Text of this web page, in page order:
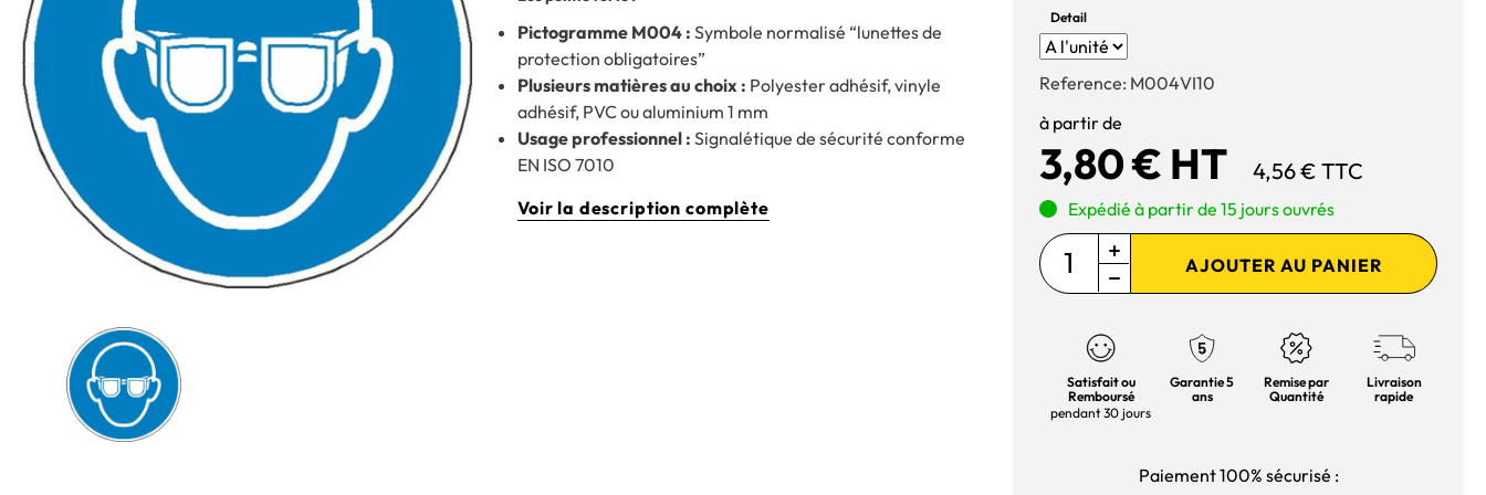
Pictogramme M004 : Symbole normalisé “lunettes de
protection obligatoires”
Plusieurs matières au choix : Polyester adhésif, vinyle
adhésif, PVC ou aluminium 1 mm
Usage professionnel : Signalétique de sécurité conforme
EN ISO 7010
Voir la description complète
Detail
Reference: M004VI10
à partir de
3,80 € HT 4,56 € TTC
Expédié à partir de 15 jours ouvrés
AJOUTER AU PANIER
Satisfait ou
Remboursé
pendant 30 jours
Garantie 5
ans
Remise par
Quantité
Livraison
rapide
Paiement 100% sécurisé :